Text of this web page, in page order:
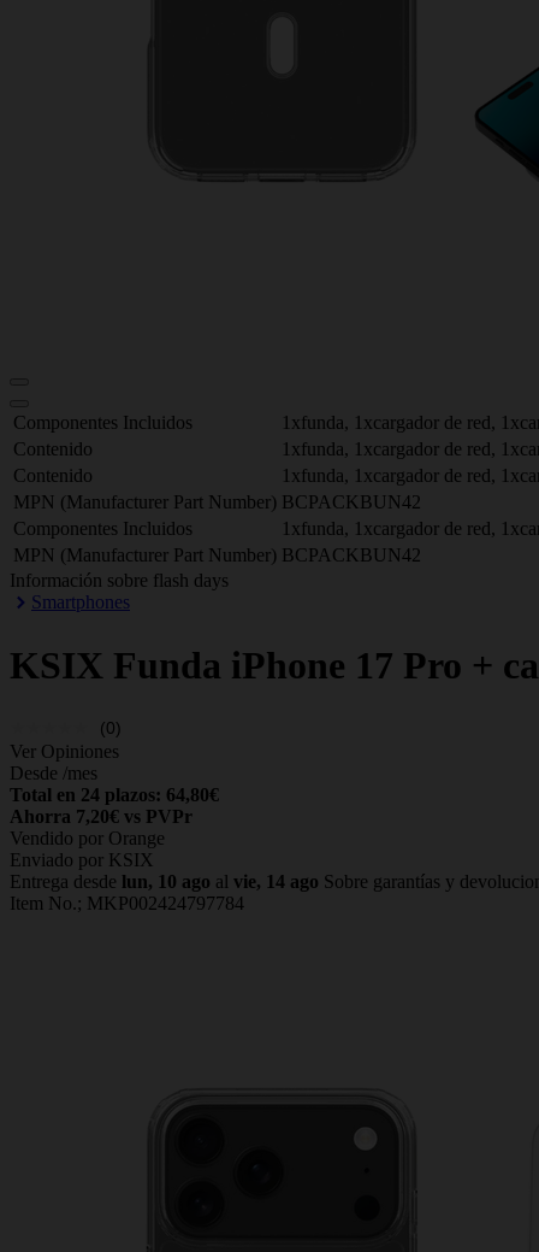
Componentes Incluidos
1xfunda, 1xcargador de red,
Contenido
1xfunda, 1xcargador de red,
Contenido
1xfunda, 1xcargador de red,
MPN (Manufacturer Part Number) BCPACKBUN42
Componentes Incluidos
1xfunda, 1xcargador de red,
MPN (Manufacturer Part Number) BCPACKBUN42
Información sobre flash days
Smartphones
KSIX Funda iPhone 17 Pro +
(0)
Ver Opiniones
Desde /mes
Total en 24 plazos: 64,80€
Ahorra 7,20€ vs PVPr
Vendido por Orange
Enviado por KSIX
Entrega desde lun, 10 ago al vie, 14 ago Sobre garantías y
Item No.; MKP002424797784